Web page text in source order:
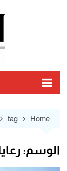
Home
tag
الوسم: